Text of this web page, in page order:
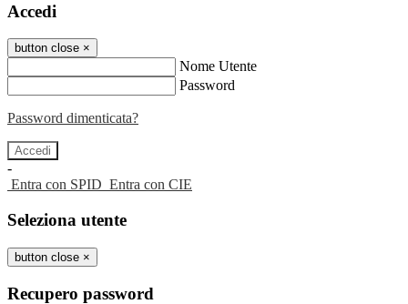
Accedi
button close ×
Nome Utente
Password
Password dimenticata?
-
Entra con SPID Entra con CIE
Seleziona utente
button close ×
Recupero password